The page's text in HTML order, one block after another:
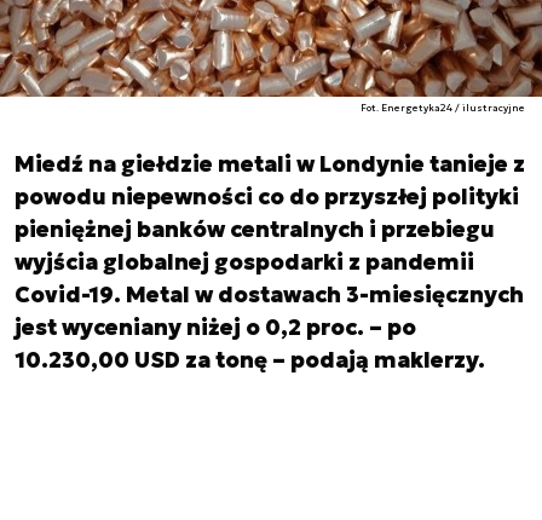
Fot. Energetyka24 / ilustracyjne
Miedź na giełdzie metali w Londynie tanieje z
powodu niepewności co do przyszłej polityki
pieniężnej banków centralnych i przebiegu
wyjścia globalnej gospodarki z pandemii
Covid-19. Metal w dostawach 3-miesięcznych
jest wyceniany niżej o 0,2 proc. – po
10.230,00 USD za tonę – podają maklerzy.